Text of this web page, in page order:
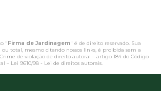
"Firma de Jardinagem" é de direito reservado. Sua
ou total, mesmo citando nossos links, é proibida sem a
de violação de direito autoral – artigo 184 do Código
– Lei 9610/98 - Lei de direitos autorais.